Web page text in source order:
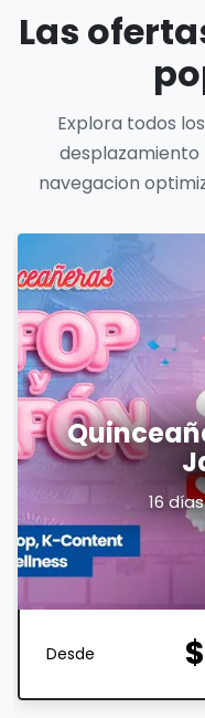
Las
Explora todos
navegacion
16
Desde